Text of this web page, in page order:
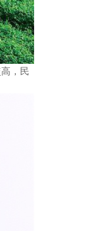
，民